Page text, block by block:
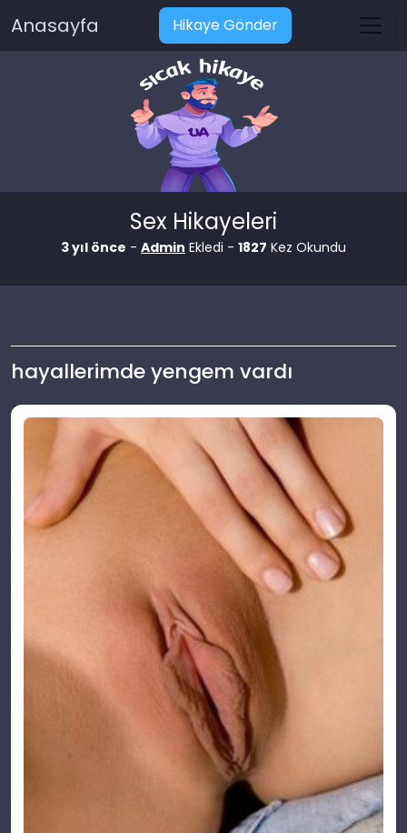
Anasayfa Hikaye Gönder
Sex Hikayeleri
3 yıl önce - Admin Ekledi - 1827 Kez Okundu
hayallerimde yengem vardı